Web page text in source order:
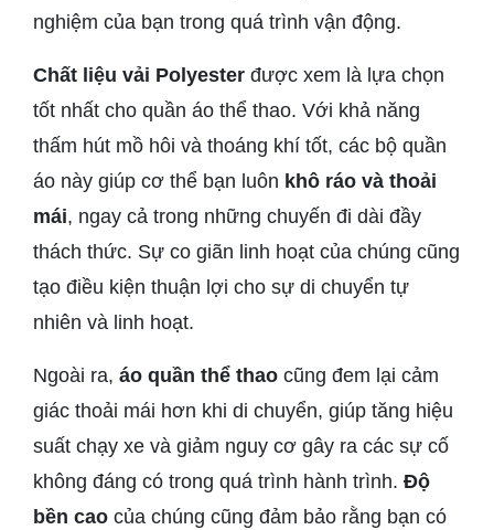
nghiệm của bạn trong quá trình vận động.
Chất liệu vải Polyester được xem là lựa chọn
tốt nhất cho quần áo thể thao. Với khả năng
thấm hút mồ hôi và thoáng khí tốt, các bộ quần
áo này giúp cơ thể bạn luôn khô ráo và thoải
mái, ngay cả trong những chuyến đi dài đầy
thách thức. Sự co giãn linh hoạt của chúng cũng
tạo điều kiện thuận lợi cho sự di chuyển tự
nhiên và linh hoạt.
Ngoài ra, áo quần thể thao cũng đem lại cảm
giác thoải mái hơn khi di chuyển, giúp tăng hiệu
suất chạy xe và giảm nguy cơ gây ra các sự cố
không đáng có trong quá trình hành trình. Độ
bền cao của chúng cũng đảm bảo rằng bạn có